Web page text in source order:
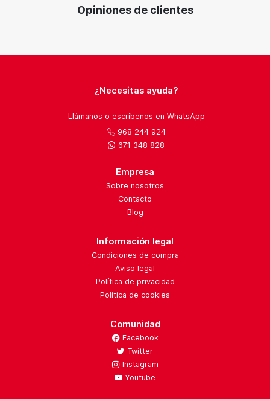
Opiniones de clientes
¿Necesitas ayuda?
Llámanos o escríbenos en WhatsApp
968 244 924
671 348 828
Empresa
Sobre nosotros
Contacto
Blog
Información legal
Condiciones de compra
Aviso legal
Política de privacidad
Política de cookies
Comunidad
Facebook
Twitter
Instagram
Youtube